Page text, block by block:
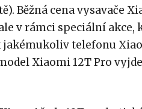
Běžná cena vysavače
v rámci speciální
telefonu
Xiaomi 12T Pro vyjde